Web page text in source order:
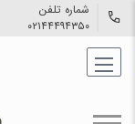
شماره تلفن
۰۲۱۴۴۴۹۴۳۵۰